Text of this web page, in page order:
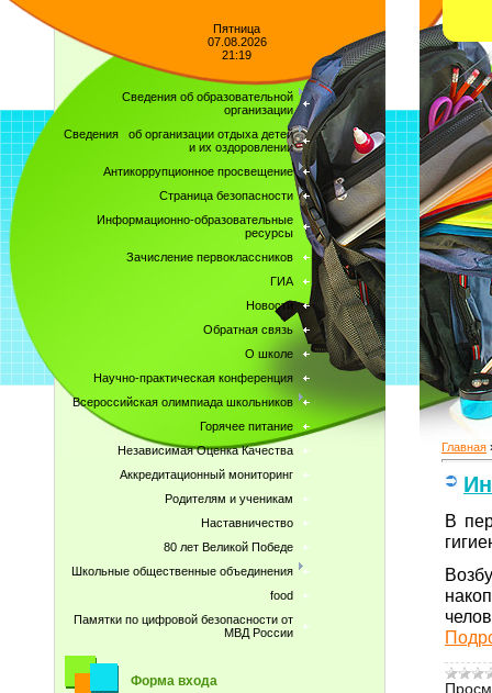
Пятница
07.08.2026
21:19
Сведения об образовательной
организации
Сведения об организации отдыха детей
и их оздоровлении
Антикоррупционное просвещение
Страница безопасности
Информационно-образовательные
ресурсы
Зачисление первоклассников
ГИА
Новости
Обратная связь
О школе
Научно-практическая конференция
Всероссийская олимпиада школьников
Горячее питание
Независимая Оценка Качества
Аккредитационный мониторинг
Родителям и ученикам
Наставничество
80 лет Великой Победе
Школьные общественные объединения
food
Памятки по цифровой безопасности от
МВД России
Форма входа
Главная
В